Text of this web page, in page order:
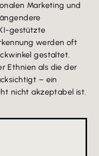
Marketing und
gestützte
werden oft
gestaltet.
Ethnien als die der
– ein
nicht akzeptabel ist.